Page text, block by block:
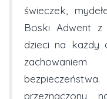
świeczek,
Boski Adwent z
dzieci na każdy
przeznaczony